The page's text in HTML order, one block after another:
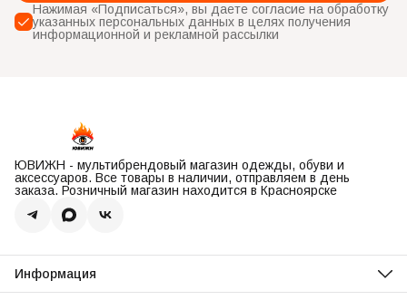
Нажимая «Подписаться», вы даете согласие на обработку
указанных персональных данных в целях получения
информационной и рекламной рассылки
ЮВИЖН - мультибрендовый магазин одежды, обуви и
аксессуаров. Все товары в наличии, отправляем в день
заказа. Розничный магазин находится в Красноярске
Информация